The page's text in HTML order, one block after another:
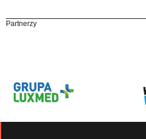
Partnerzy